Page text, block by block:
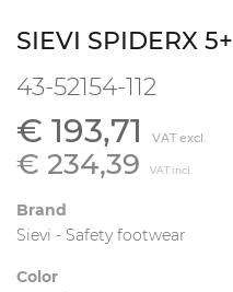
SIEVI SPIDERX 5+
43-52154-112
€ 193,71 VAT excl.
€ 234,39 VAT incl.
Brand
Sievi - Safety footwear
Color